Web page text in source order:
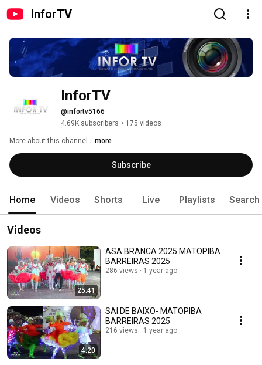
InforTV
InforTV
@infortv5166
4.69K subscribers • 175 videos
More about this channel ...more
Subscribe
Home Videos Shorts Live Playlists Search
Videos
25:41
ASA BRANCA 2025 MATOPIBA
BARREIRAS 2025
286 views 1 year ago
4:20
SAI DE BAIXO- MATOPIBA
BARREIRAS 2025
216 views 1 year ago